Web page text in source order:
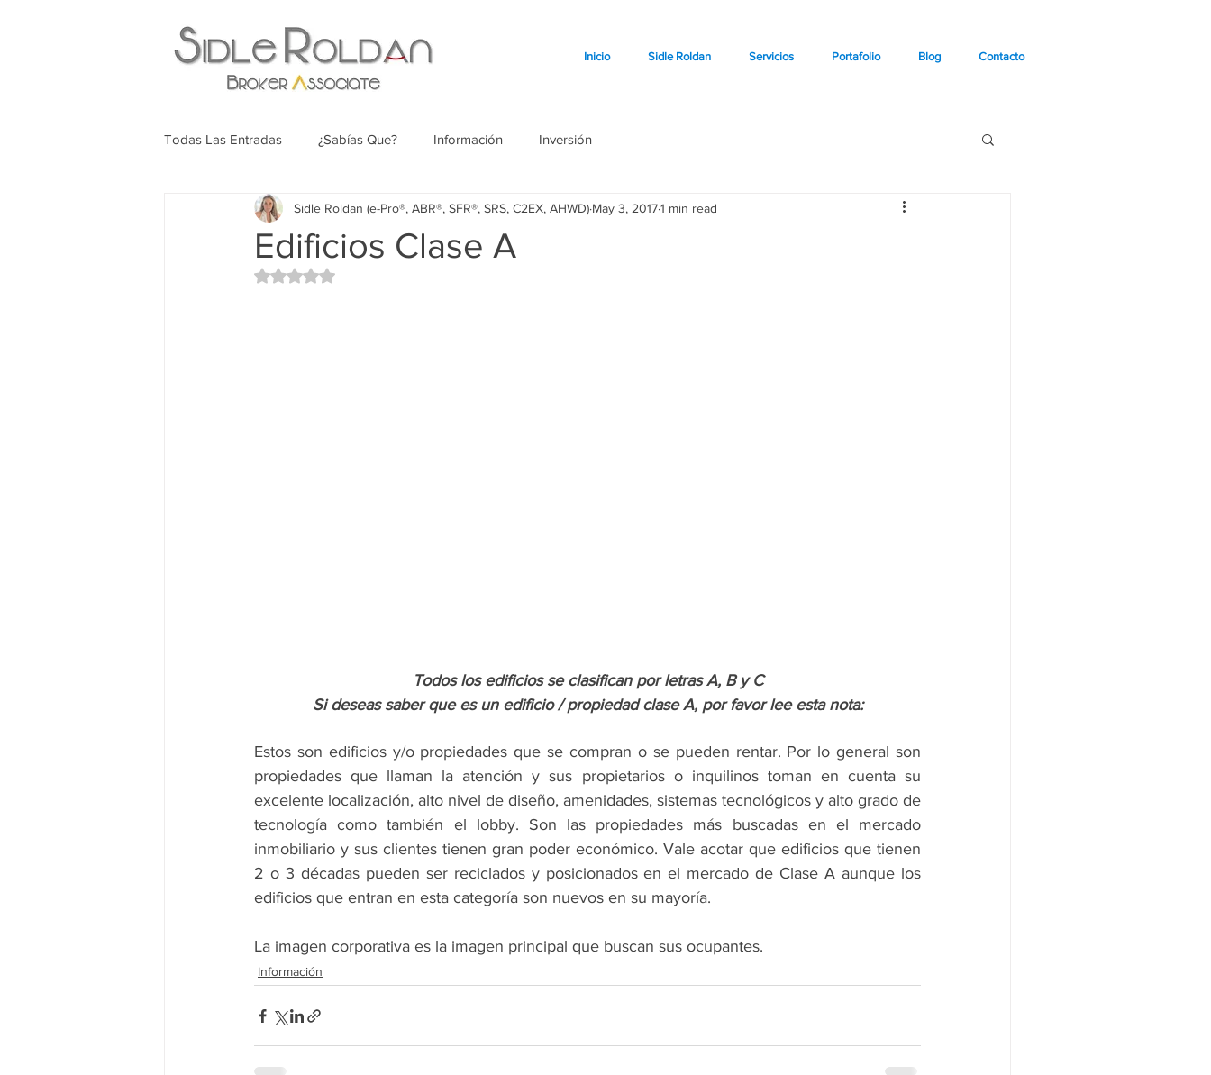
Inicio Sidle Roldan Servicios Portafolio Blog Contacto
Todas Las Entradas ¿Sabías Que? Información Inversión
Edificios Clase A
Sidle Roldan (e-Pro®, ABR®, SFR®, SRS, C2EX, AHWD) May 3, 20171 min read
Rated NaN out of 5 stars.
Todos los edificios se clasifican por letras A, B y C
Si deseas saber que es un edificio / propiedad clase A, por favor lee esta nota:
Estos son edificios y/o propiedades que se compran o se pueden rentar. Por lo general son
propiedades que llaman la atención y sus propietarios o inquilinos toman en cuenta su
excelente localización, alto nivel de diseño, amenidades, sistemas tecnológicos y alto grado de
tecnología como también el lobby. Son las propiedades más buscadas en el mercado
inmobiliario y sus clientes tienen gran poder económico. Vale acotar que edificios que tienen
2 o 3 décadas pueden ser reciclados y posicionados en el mercado de Clase A aunque los
edificios que entran en esta categoría son nuevos en su mayoría.
La imagen corporativa es la imagen principal que buscan sus ocupantes.
Información